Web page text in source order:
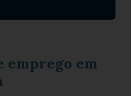
emprego em